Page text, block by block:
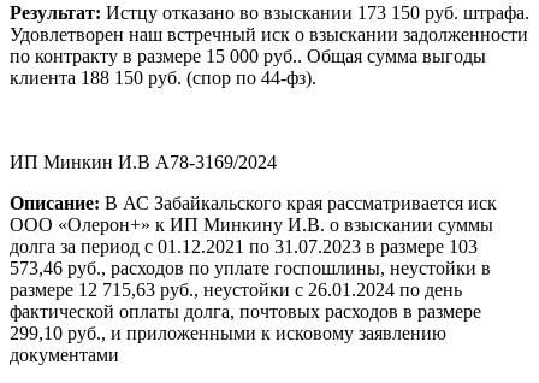
Результат: Истцу отказано во взыскании 173 150 руб. штрафа.
Удовлетворен наш встречный иск о взыскании задолженности
по контракту в размере 15 000 руб.. Общая сумма выгоды
клиента 188 150 руб. (спор по 44-фз).
ИП Минкин И.В А78-3169/2024
Описание: В АС Забайкальского края рассматривается иск
ООО «Олерон+» к ИП Минкину И.В. о взыскании суммы
долга за период с 01.12.2021 по 31.07.2023 в размере 103
573,46 руб., расходов по уплате госпошлины, неустойки в
размере 12 715,63 руб., неустойки с 26.01.2024 по день
фактической оплаты долга, почтовых расходов в размере
299,10 руб., и приложенными к исковому заявлению
документами